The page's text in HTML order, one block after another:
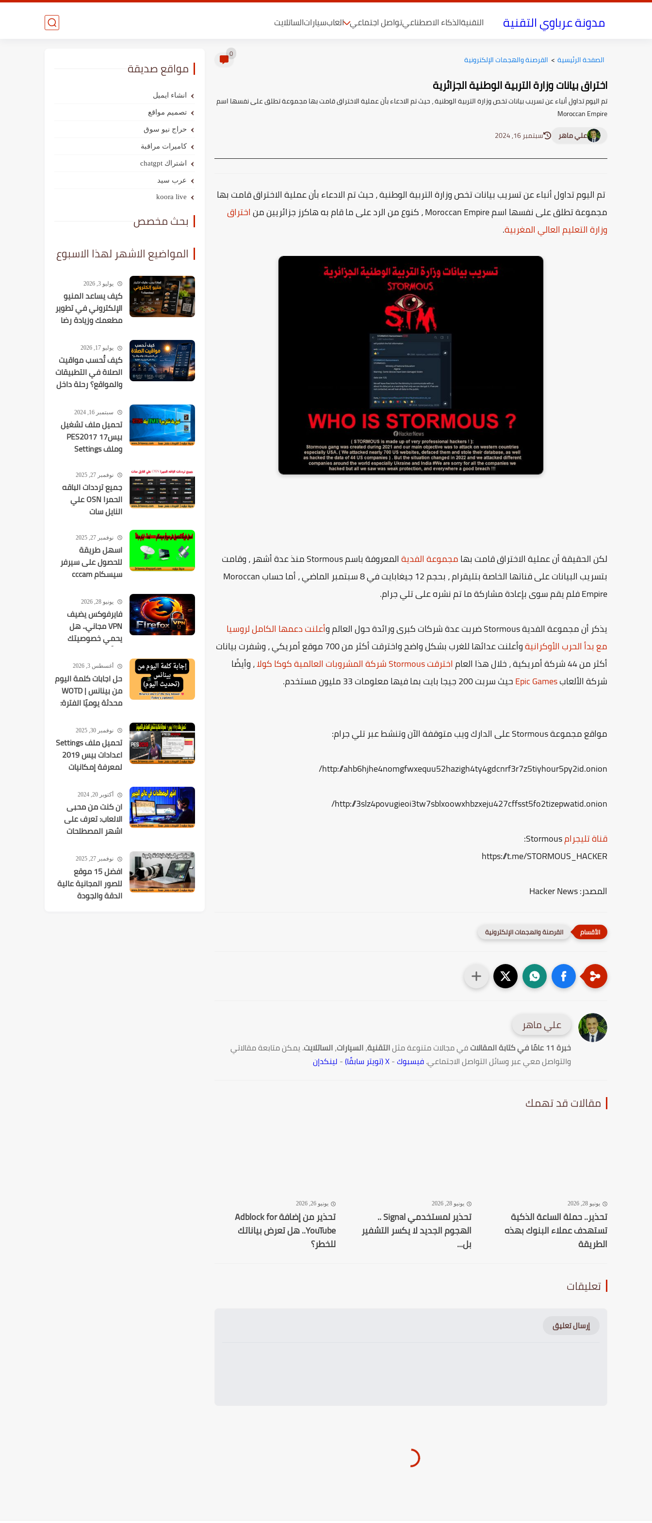
مدونة عرباوي التقنية التقنيةالذكاء الاصطناعيتواصل اجتماعي العابسياراتالساتلايت
الصفحة الرئيسية > القرصنة والهجمات الإلكترونية 0
اختراق بيانات وزارة التربية الوطنية الجزائرية
تم اليوم تداول أنباء عن تسريب بيانات تخص وزارة التربية الوطنية ، حيث تم الادعاء بأن عملية الاختراق قامت بها مجموعة تطلق على نفسها اسم
Moroccan Empire
علي ماهر
سبتمبر 16, 2024
تم اليوم تداول أنباء عن تسريب بيانات تخص وزارة التربية الوطنية ، حيث تم الادعاء بأن عملية الاختراق قامت بها
مجموعة تطلق على نفسها اسم Moroccan Empire ، كنوع من الرد على ما قام به هاكرز جزائريين من
اختراق
وزارة التعليم العالي المغربية.
لكن الحقيقة أن عملية الاختراق قامت بهامجموعة الفدية
المعروفة باسم Stormous منذ عدة أشهر ، وقامت
بتسريب البيانات على قناتها الخاصة بتليقرام ، بحجم 12 جيغابايت في 8 سبتمبر الماضي ، أما حساب Moroccan
Empire فلم يقم سوى بإعادة مشاركة ما تم نشره على تلي جرام.
يذكر أن مجموعة الفدية Stormous ضربت عدة شركات كبرى ورائدة حول العالم و
أعلنت دعمها الكامل لروسيا
مع بدأ الحرب الأوكرانية
وأعلنت عدائها للغرب بشكل واضح واخترقت أكثر من 700 موقع أمريكي ، وشفرت بيانات
أكثر من 44 شركة أمريكية ، خلال هذا العام
اخترقت Stormous شركة المشروبات العالمية كوكا كولا
، وأيضًا
شركة الألعابEpic Gamesحيث سربت 200 جيجا بايت بما فيها معلومات 33 مليون مستخدم.
مواقع مجموعة Stormous على الدارك ويب متوقفة الآن وتنشط عبر تلي جرام:
http://ahb6hjhe4nomgfwxequu52hazigh4ty4gdcnrf3r7z5tiyhour5py2id.onion/
http://3slz4povugieoi3tw7sblxoowxhbzxeju427cffsst5fo2tizepwatid.onion/
قناة تليجرام
https://t.me/STORMOUS_HACKER
المصدر: Hacker News
القرصنة والهجمات الإلكترونية
علي ماهر
خبرة 11 عامًا في كتابة المقالات في مجالات متنوعة مثلالتقنية،السيارات،الساتلايت. يمكن متابعة مقالاتي
والتواصل معي عبر وسائل التواصل الاجتماعي.فيسبوك-X (تويتر سابقًا) - لينكدإن
مقالات قد تهمك
يونيو 28, 2026
تحذير.. حملة الساعة الذكية
تستهدف عملاء البنوك بهذه
الطريقة
يونيو 28, 2026
تحذير لمستخدمي Signal ..
الهجوم الجديد لا يكسر التشفير
بل...
يونيو 26, 2026
تحذير من إضافة Adblock for
YouTube.. هل تعرض بياناتك
للخطر؟
تعليقات
إرسال تعليق
مواقع صديقة
انشاء ايميل
تصميم مواقع
حراج نيو سوق
كاميرات مراقبة
اشتراك chatgpt
عرب سيد
koora live
بحث مخصص
المواضيع الاشهر لهذا الاسبوع
يوليو 3, 2026
كيف يساعد المنيو
الإلكتروني في تطوير
مطعمك وزيادة رضا
يوليو 17, 2026
كيف تُحسب مواقيت
الصلاة في التطبيقات
والمواقع؟ رحلة داخل
سبتمبر 16, 2024
تحميل ملف تشغيل
بيس17 PES2017
وملف Settings
نوفمبر 27, 2025
جميع ترددات الباقه
الحمرا OSN علي
النايل سات
نوفمبر 27, 2025
اسهل طريقة
للحصول على سيرفر
سيسكام cccam
يونيو 28, 2026
فايرفوكس يضيف
VPN مجاني.. هل
يحمي خصوصيتك
فعلًا؟
أغسطس 3, 2026
حل اجابات كلمة اليوم
من بينانس | WOTD
محدثة يوميًا الفترة:
2026-08-09
نوفمبر 30, 2025
تحميل ملف Settings
اعدادات بيس 2019
لمعرفة إمكانيات
أكتوبر 20, 2024
ان كنت من محبى
الالعاب: تعرف على
اشهر المصطلحات
نوفمبر 27, 2025
افضل 15 موقع
للصور المجانية عالية
الدقة والجودة